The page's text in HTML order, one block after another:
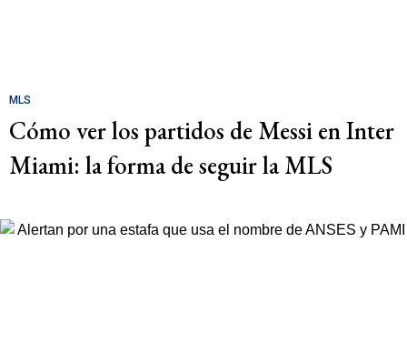
MLS
Cómo ver los partidos de Messi en Inter
Miami: la forma de seguir la MLS